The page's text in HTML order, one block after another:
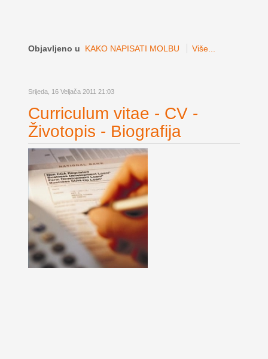
Objavljeno u KAKO NAPISATI MOLBU Više...
Srijeda, 16 Veljača 2011 21:03
Curriculum vitae - CV -
Životopis - Biografija